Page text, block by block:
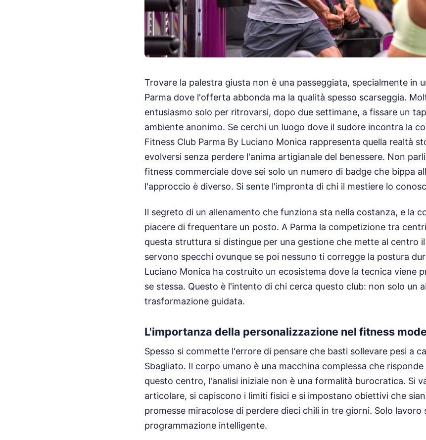
Trovare la palestra giusta non è una passeggiata, specialmente in
Parma dove l'offerta abbonda ma la qualità spesso scarseggia.
entusiasmo solo per ritrovarsi, dopo due settimane, a fissare un
ambiente anonimo. Se cerchi un luogo dove il sudore incontra la
Fitness Club Parma By Luciano Monica rappresenta quella realtà
evolversi senza perdere l'anima artigianale del benessere. Non
fitness commerciale dove sei solo un numero di badge che bippa
l'approccio è diverso. Si sente l'impronta di chi il mestiere lo
Il segreto di un allenamento che funziona sta nella costanza, e la
piacere di frequentare un posto. A Parma la competizione tra
questa struttura si distingue per una gestione che mette al centro
servono specchi ovunque se poi nessuno ti corregge la postura
Luciano Monica ha costruito un ecosistema dove la tecnica viene
se stessa. Questo è l'intento di chi cerca questo club: non solo un
trasformazione guidata.
L'importanza della personalizzazione nel fitness
Spesso si commette l'errore di pensare che basti sollevare pesi a
Sbagliato. Il corpo umano è una macchina complessa che
questo centro, l'analisi iniziale non è una formalità burocratica. Si
articolare, si capiscono i limiti fisici e si impostano obiettivi che
promesse miracolose di perdere dieci chili in tre giorni. Solo lavoro
programmazione intelligente.